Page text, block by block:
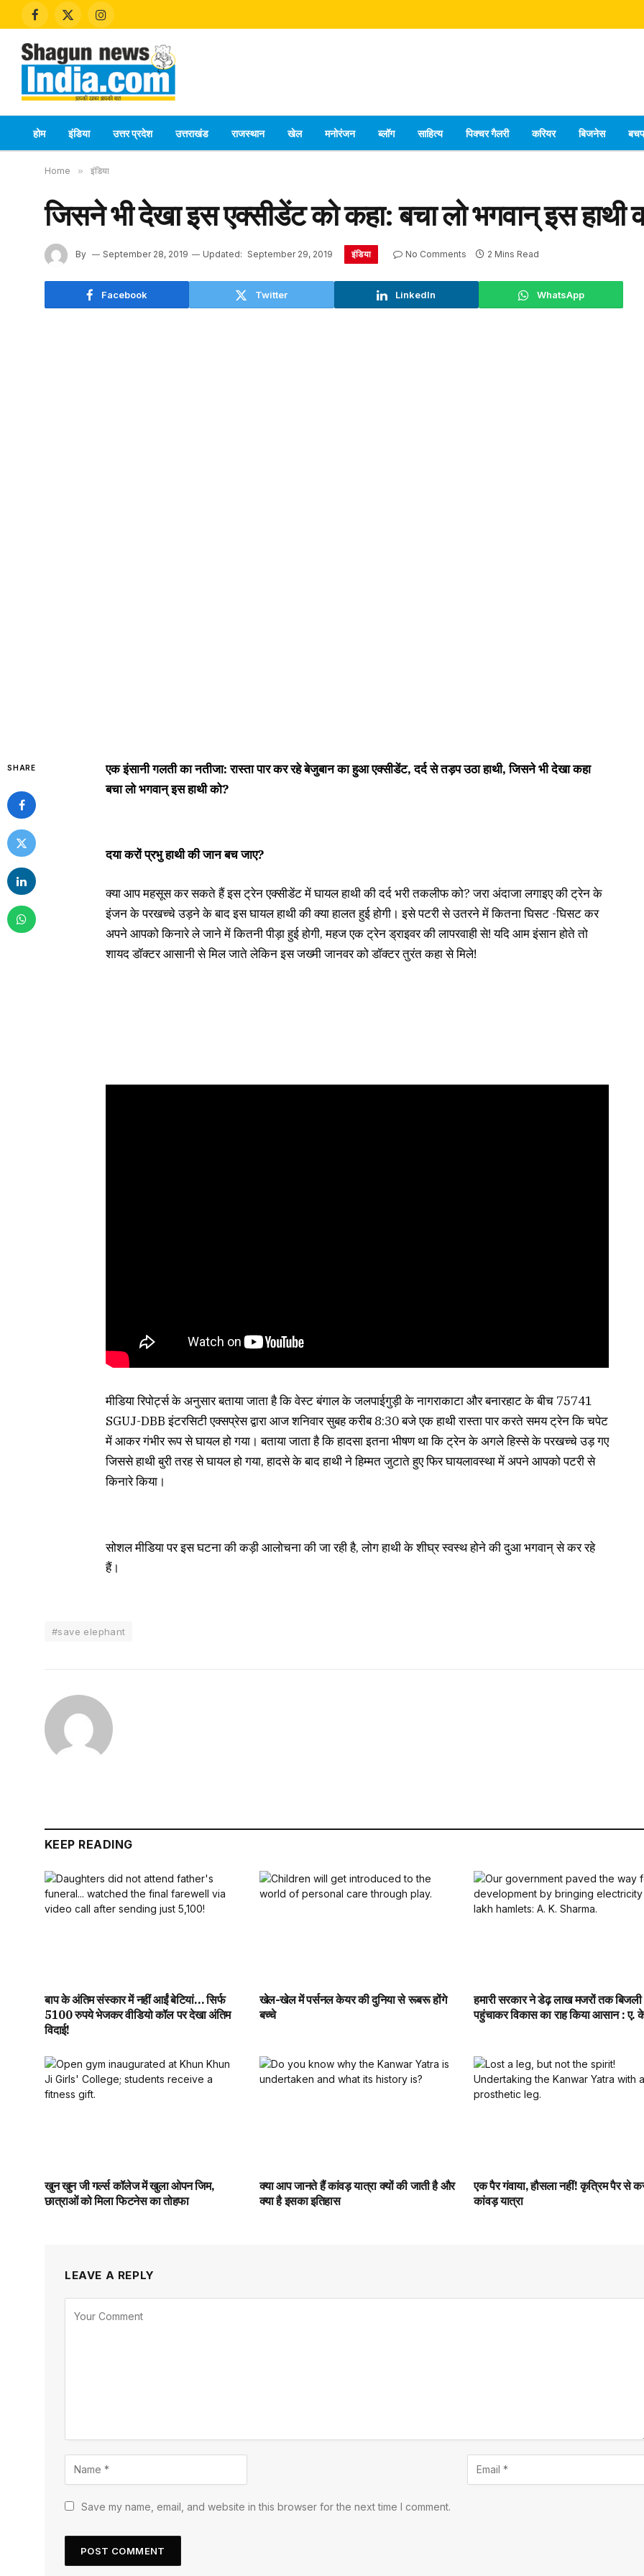
Facebook
X
Instagram
होम इंडिया उत्तर प्रदेश उत्तराखंड राजस्थान खेल मनोरंजन ब्लॉग साहित्य पिक्चर गैलरी करियर बिजनेस
Home » इंडिया
जिसने भी देखा इस एक्सीडेंट को कहा: बचा लो भगवान् इस हाथी
By September 28, 2019 Updated: September 29, 2019 इंडिया No Comments 2 Mins Read
Facebook Twitter LinkedIn WhatsApp
SHARE
एक इंसानी गलती का नतीजा: रास्ता पार कर रहे बेजुबान का हुआ एक्सीडेंट, दर्द से तड़प उठा हाथी, जिसने भी देखा कहा
बचा लो भगवान् इस हाथी को?
दया करों प्रभु हाथी की जान बच जाए?
क्या आप महसूस कर सकते हैं इस ट्रेन एक्सीडेंट में घायल हाथी की दर्द भरी तकलीफ को? जरा अंदाजा लगाइए की ट्रेन के
इंजन के परखच्चे उड़ने के बाद इस घायल हाथी की क्या हालत हुई होगी। इसे पटरी से उतरने में कितना घिसट -घिसट कर
अपने आपको किनारे ले जाने में कितनी पीड़ा हुई होगी, महज एक ट्रेन ड्राइवर की लापरवाही से! यदि आम इंसान होते तो
शायद डॉक्टर आसानी से मिल जाते लेकिन इस जख्मी जानवर को डॉक्टर तुरंत कहा से मिले!
मीडिया रिपोर्ट्स के अनुसार बताया जाता है कि वेस्ट बंगाल के जलपाईगुड़ी के नागराकाटा और बनारहाट के बीच 75741
SGUJ-DBB इंटरसिटी एक्सप्रेस द्वारा आज शनिवार सुबह करीब 8:30 बजे एक हाथी रास्ता पार करते समय ट्रेन कि चपेट
में आकर गंभीर रूप से घायल हो गया। बताया जाता है कि हादसा इतना भीषण था कि ट्रेन के अगले हिस्से के परखच्चे उड़ गए
जिससे हाथी बुरी तरह से घायल हो गया, हादसे के बाद हाथी ने हिम्मत जुटाते हुए फिर घायलावस्था में अपने आपको पटरी से
किनारे किया।
सोशल मीडिया पर इस घटना की कड़ी आलोचना की जा रही है, लोग हाथी के शीघ्र स्वस्थ होने की दुआ भगवान् से कर रहे
हैं।
#save elephant
KEEP READING
बाप के अंतिम संस्कार में नहीं आईं बेटियां… सिर्फ
5100 रुपये भेजकर वीडियो कॉल पर देखा अंतिम
विदाई!
खेल-खेल में पर्सनल केयर की दुनिया से रूबरू होंगे
बच्चे
हमारी सरकार ने डेढ़ लाख मजरों तक बिजली
पहुंचाकर विकास का राह किया आसान : ए.
खुन खुन जी गर्ल्स कॉलेज में खुला ओपन जिम,
छात्राओं को मिला फिटनेस का तोहफा
क्या आप जानते हैं कांवड़ यात्रा क्यों की जाती है और
क्या है इसका इतिहास
एक पैर गंवाया, हौसला नहीं! कृत्रिम पैर से
कांवड़ यात्रा
LEAVE A REPLY
Save my name, email, and website in this browser for the next time I comment.